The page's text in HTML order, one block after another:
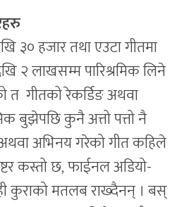
३० हजार तथा एउटा गीतमा
२ लाखसम्म पारिश्रमिक लिने
गीतको रेकर्डिङ अथवा
बुझेपछि कुनै अत्तो पत्तो नै
अभिनय गरेको गीत कहिले
कस्तो छ, फाईनल अडियो-
कुराको मतलब राख्दैनन् । बस्